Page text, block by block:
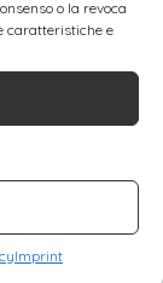
o la revoca
caratteristiche e
Imprint